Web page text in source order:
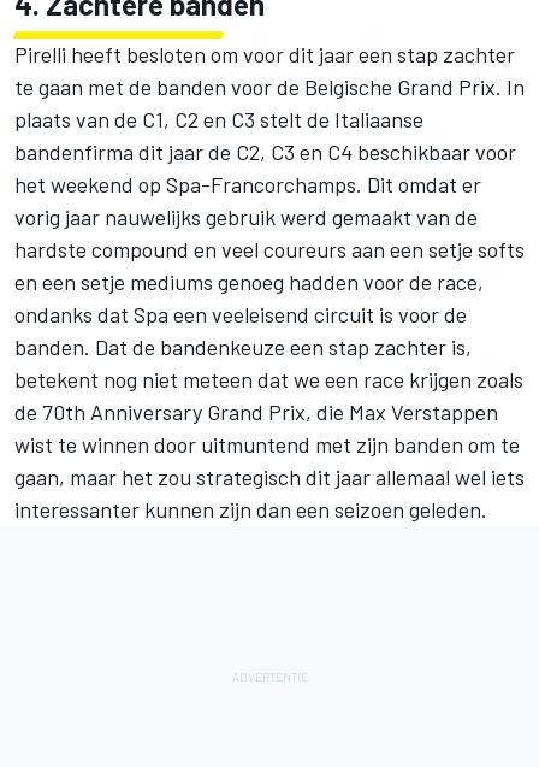
Pirelli heeft besloten om voor dit jaar een stap zachter
te gaan met de banden voor de Belgische Grand Prix. In
plaats van de C1, C2 en C3 stelt de Italiaanse
bandenfirma dit jaar de C2, C3 en C4 beschikbaar voor
het weekend op Spa-Francorchamps. Dit omdat er
vorig jaar nauwelijks gebruik werd gemaakt van de
hardste compound en veel coureurs aan een setje softs
en een setje mediums genoeg hadden voor de race,
ondanks dat Spa een veeleisend circuit is voor de
banden. Dat de bandenkeuze een stap zachter is,
betekent nog niet meteen dat we een race krijgen zoals
de 70th Anniversary Grand Prix, die Max Verstappen
wist te winnen door uitmuntend met zijn banden om te
gaan, maar het zou strategisch dit jaar allemaal wel iets
interessanter kunnen zijn dan een seizoen geleden.